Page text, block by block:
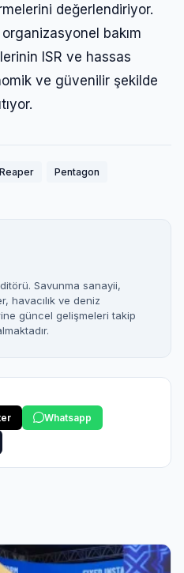
değerlendiriyor.
bakım
ISR ve hassas
ve güvenilir şekilde
Pentagon
Savunma sanayii,
havacılık ve deniz
güncel gelişmeleri takip
Whatsapp